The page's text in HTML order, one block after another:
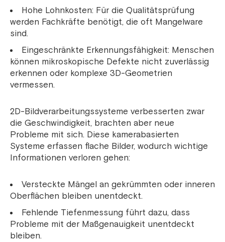
Hohe Lohnkosten: Für die Qualitätsprüfung
werden Fachkräfte benötigt, die oft Mangelware
sind.
Eingeschränkte Erkennungsfähigkeit: Menschen
können mikroskopische Defekte nicht zuverlässig
erkennen oder komplexe 3D-Geometrien
vermessen.
2D-Bildverarbeitungssysteme verbesserten zwar
die Geschwindigkeit, brachten aber neue
Probleme mit sich. Diese kamerabasierten
Systeme erfassen flache Bilder, wodurch wichtige
Informationen verloren gehen:
Versteckte Mängel an gekrümmten oder inneren
Oberflächen bleiben unentdeckt.
Fehlende Tiefenmessung führt dazu, dass
Probleme mit der Maßgenauigkeit unentdeckt
bleiben.